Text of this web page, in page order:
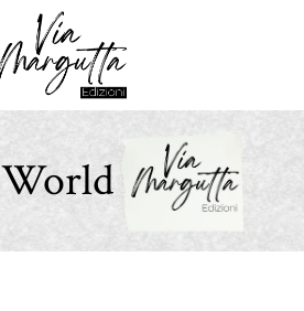
World